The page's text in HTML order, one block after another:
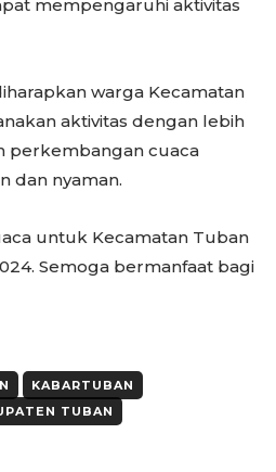
mempengaruhi aktivitas
warga Kecamatan
aktivitas dengan lebih
perkembangan cuaca
dan nyaman.
untuk Kecamatan Tuban
Semoga bermanfaat bagi
KABARTUBAN
TUBAN